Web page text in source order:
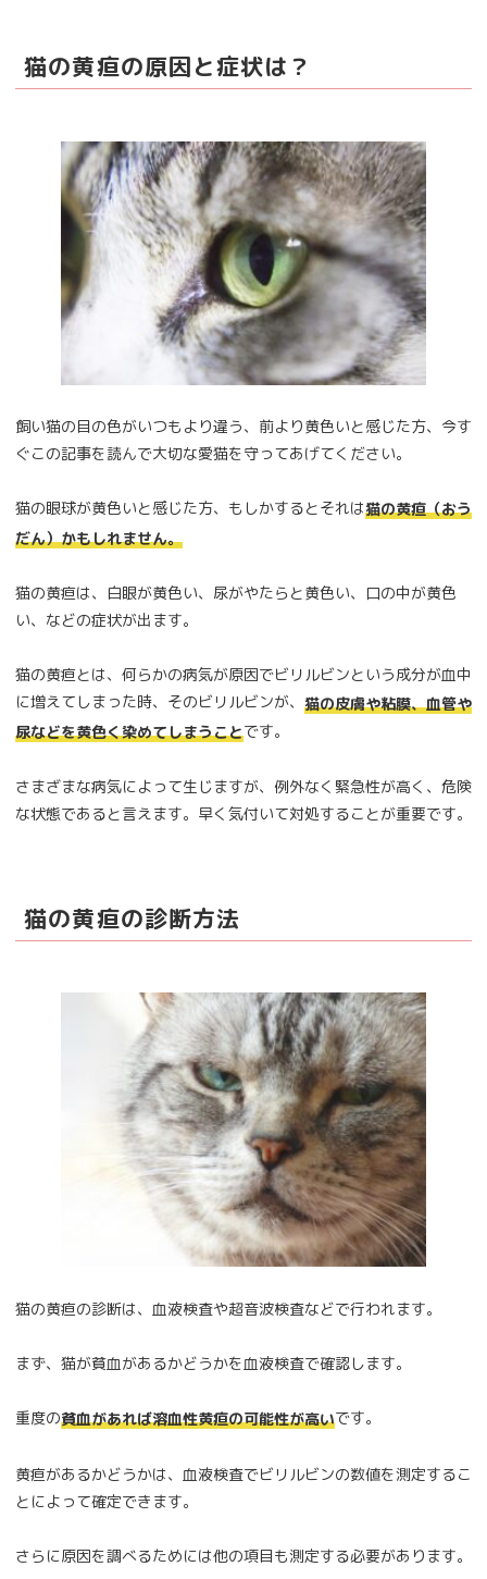
猫の黄疸の原因と症状は？
飼い猫の目の色がいつもより違う、前より黄色いと感じた方、今す
ぐこの記事を読んで大切な愛猫を守ってあげてください。
猫の眼球が黄色いと感じた方、もしかするとそれは猫の黄疸（おう
だん）かもしれません。
猫の黄疸は、白眼が黄色い、尿がやたらと黄色い、口の中が黄色
い、などの症状が出ます。
猫の黄疸とは、何らかの病気が原因でビリルビンという成分が血中
に増えてしまった時、そのビリルビンが、 猫の皮膚や粘膜、血管や
尿などを黄色く染めてしまうことです。
さまざまな病気によって生じますが、例外なく緊急性が高く、危険
な状態であると言えます。早く気付いて対処することが重要です。
猫の黄疸の診断方法
猫の黄疸の診断は、血液検査や超音波検査などで行われます。
まず、猫が貧血があるかどうかを血液検査で確認します。
重度の貧血があれば溶血性黄疸の可能性が高いです。
黄疸があるかどうかは、血液検査でビリルビンの数値を測定するこ
とによって確定できます。
さらに原因を調べるためには他の項目も測定する必要があります。